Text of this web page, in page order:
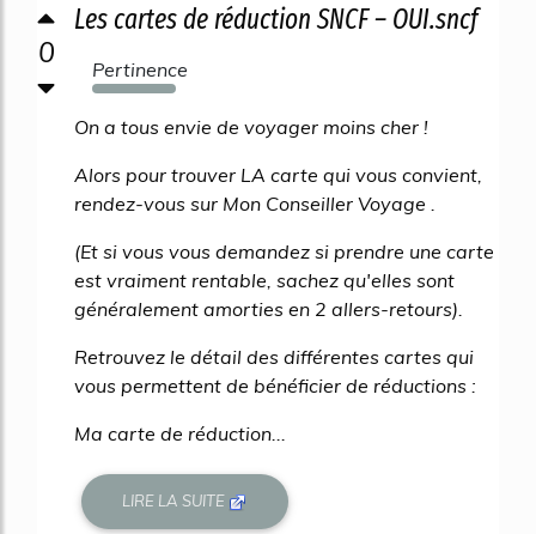
0
Les cartes de réduction SNCF – OUI.sncf
Pertinence
129%
On a tous envie de voyager moins cher !
Alors pour trouver LA carte qui vous convient,
rendez-vous sur Mon Conseiller Voyage .
(Et si vous vous demandez si prendre une carte
est vraiment rentable, sachez qu'elles sont
généralement amorties en 2 allers-retours).
Retrouvez le détail des différentes cartes qui
vous permettent de bénéficier de réductions :
Ma carte de réduction...
LIRE LA SUITE